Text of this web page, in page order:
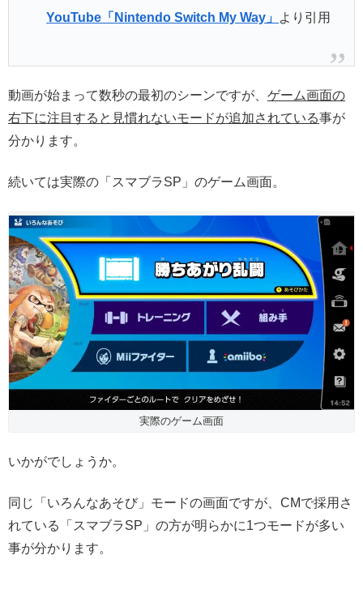
YouTube「Nintendo Switch My Way」 より引用
動画が始まって数秒の最初のシーンですが、 ゲーム画面の
右下に注目すると見慣れないモードが追加されている事が
分かります。
続いては実際の「スマブラSP」のゲーム画面。
実際のゲーム画面
いかがでしょうか。
同じ「いろんなあそび」モードの画面ですが、CMで採用さ
れている「スマブラSP」の方が明らかに1つモードが多い
事が分かります。